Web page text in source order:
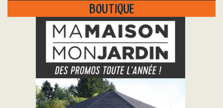
BOUTIQUE